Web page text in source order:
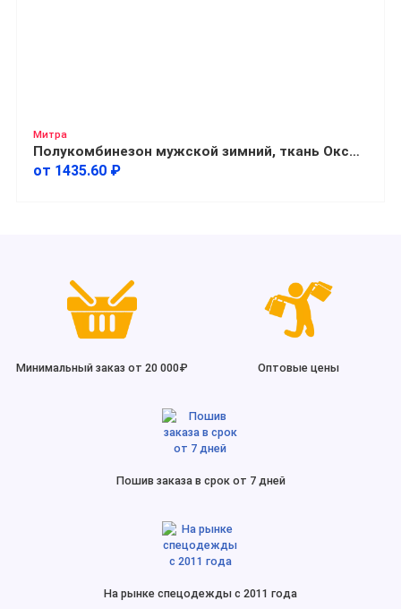
Митра
Полукомбинезон мужской зимний, ткань Оксфорд
от 1435.60 ₽
Минимальный заказ от 20 000₽ Оптовые цены
Пошив заказа в срок от 7 дней
На рынке спецодежды с 2011 года